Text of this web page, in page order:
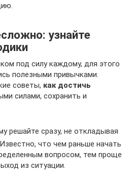
узнайте
под силу каждому, для этого
полезными привычками.
советы, как достичь
силами, сохранить и
решайте сразу, не откладывая
что чем раньше начать
вопросом, тем проще
из ситуации.